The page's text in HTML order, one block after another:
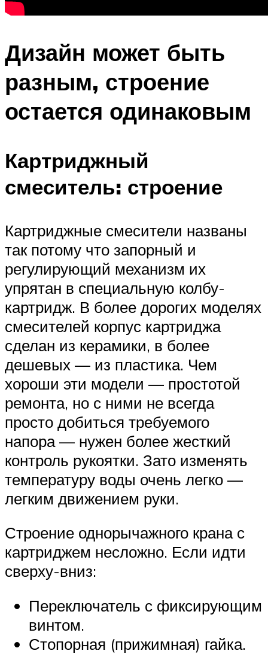
Дизайн может быть
разным, строение
остается одинаковым
Картриджный
смеситель: строение
Картриджные смесители названы
так потому что запорный и
регулирующий механизм их
упрятан в специальную колбу-
картридж. В более дорогих моделях
смесителей корпус картриджа
сделан из керамики, в более
дешевых — из пластика. Чем
хороши эти модели — простотой
ремонта, но с ними не всегда
просто добиться требуемого
напора — нужен более жесткий
контроль рукоятки. Зато изменять
температуру воды очень легко —
легким движением руки.
Строение однорычажного крана с
картриджем несложно. Если идти
сверху-вниз:
Переключатель с фиксирующим
винтом.
Стопорная (прижимная) гайка.